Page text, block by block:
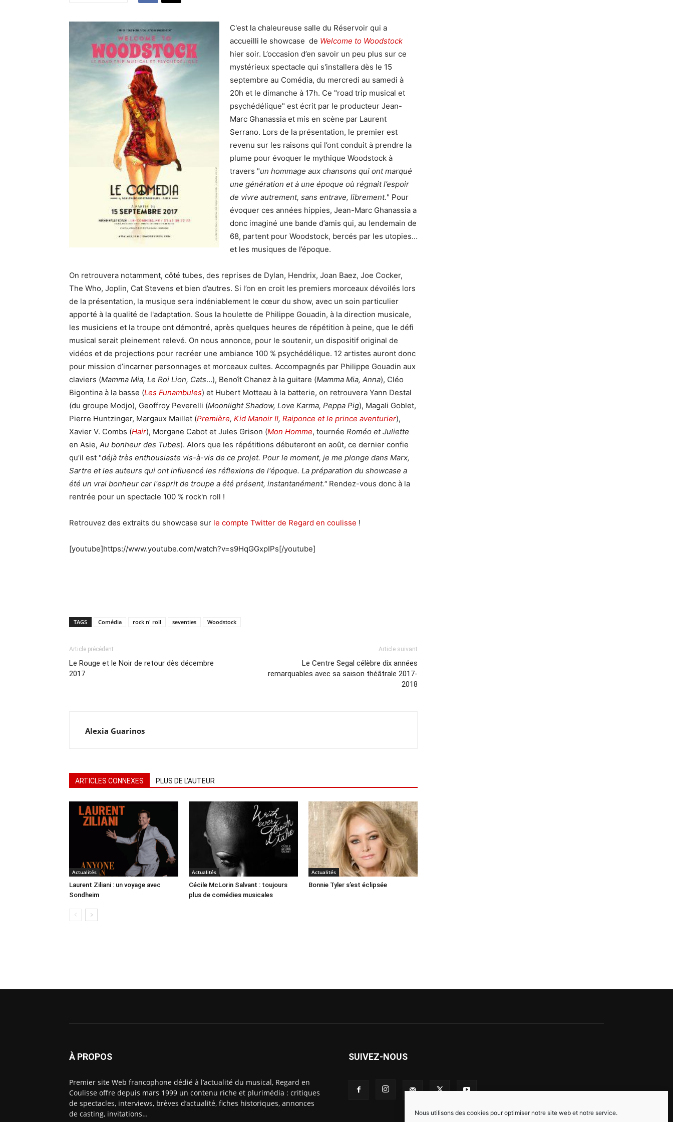
Nous utilisons des cookies pour optimiser notre site web et notre service.
C'est la chaleureuse salle du Réservoir qui a
accueilli le showcase de Welcome to Woodstock
hier soir. L’occasion d’en savoir un peu plus sur ce
mystérieux spectacle qui s'installera dès le 15
septembre au Comédia, du mercredi au samedi à
20h et le dimanche à 17h. Ce "road trip musical et
psychédélique" est écrit par le producteur Jean-
Marc Ghanassia et mis en scène par Laurent
Serrano. Lors de la présentation, le premier est
revenu sur les raisons qui l’ont conduit à prendre la
plume pour évoquer le mythique Woodstock à
travers "un hommage aux chansons qui ont marqué
une génération et à une époque où régnait l’espoir
de vivre autrement, sans entrave, librement." Pour
évoquer ces années hippies, Jean-Marc Ghanassia a
donc imaginé une bande d’amis qui, au lendemain de
68, partent pour Woodstock, bercés par les utopies…
et les musiques de l’époque.
On retrouvera notamment, côté tubes, des reprises de Dylan, Hendrix, Joan Baez, Joe Cocker,
The Who, Joplin, Cat Stevens et bien d’autres. Si l’on en croit les premiers morceaux dévoilés lors
de la présentation, la musique sera indéniablement le cœur du show, avec un soin particulier
apporté à la qualité de l'adaptation. Sous la houlette de Philippe Gouadin, à la direction musicale,
les musiciens et la troupe ont démontré, après quelques heures de répétition à peine, que le défi
musical serait pleinement relevé. On nous annonce, pour le soutenir, un dispositif original de
vidéos et de projections pour recréer une ambiance 100 % psychédélique. 12 artistes auront donc
pour mission d’incarner personnages et morceaux cultes. Accompagnés par Philippe Gouadin aux
claviers (Mamma Mia, Le Roi Lion, Cats…), Benoît Chanez à la guitare (Mamma Mia, Anna), Cléo
Bigontina à la basse (Les Funambules) et Hubert Motteau à la batterie, on retrouvera Yann Destal
(du groupe Modjo), Geoffroy Peverelli (Moonlight Shadow, Love Karma, Peppa Pig), Magali Goblet,
Pierre Huntzinger, Margaux Maillet (Première, Kid Manoir II, Raiponce et le prince aventurier),
Xavier V. Combs (Hair), Morgane Cabot et Jules Grison (Mon Homme, tournée Roméo et Juliette
en Asie, Au bonheur des Tubes). Alors que les répétitions débuteront en août, ce dernier confie
qu’il est "déjà très enthousiaste vis-à-vis de ce projet. Pour le moment, je me plonge dans Marx,
Sartre et les auteurs qui ont influencé les réflexions de l'époque. La préparation du showcase a
été un vrai bonheur car l'esprit de troupe a été présent, instantanément." Rendez-vous donc à la
rentrée pour un spectacle 100 % rock'n roll !
Retrouvez des extraits du showcase sur le compte Twitter de Regard en coulisse !
[youtube]https://www.youtube.com/watch?v=s9HqGGxpIPs[/youtube]
TAGS Comédia rock n' roll seventies Woodstock
Article précédent
Le Rouge et le Noir de retour dès décembre
2017
Article suivant
Le Centre Segal célèbre dix années
remarquables avec sa saison théâtrale 2017-
2018
Alexia Guarinos
ARTICLES CONNEXES PLUS DE L'AUTEUR
Actualités
Laurent Ziliani : un voyage avec
Sondheim
Actualités
Cécile McLorin Salvant : toujours
plus de comédies musicales
Actualités
Bonnie Tyler s’est éclipsée
À PROPOS
Premier site Web francophone dédié à l’actualité du musical, Regard en
Coulisse offre depuis mars 1999 un contenu riche et plurimédia : critiques
de spectacles, interviews, brèves d’actualité, fiches historiques, annonces
de casting, invitations…
SUIVEZ-NOUS